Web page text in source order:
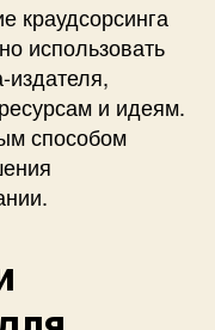
краудсорсинга
использовать
издателя,
и идеям.
способом